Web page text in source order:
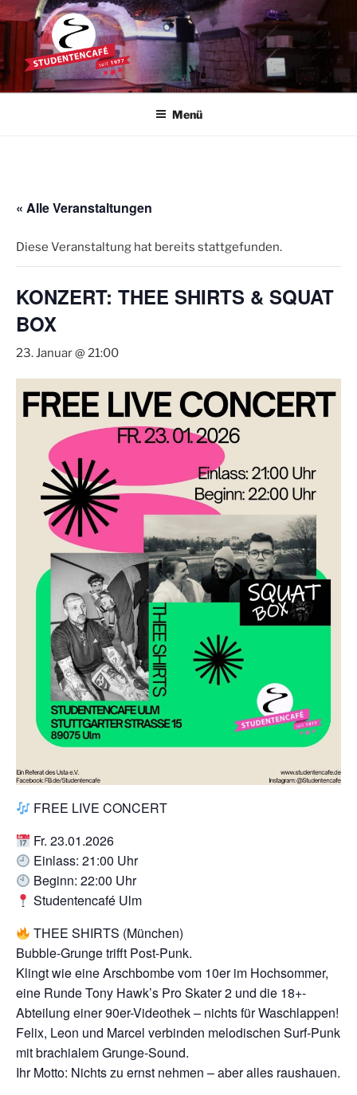
Zum
Inhalt
springen
STUDENTENCAFÉ
Die Kultkneipe in Ulm seit 1977
Menü
« Alle Veranstaltungen
Diese Veranstaltung hat bereits stattgefunden.
KONZERT: THEE SHIRTS & SQUAT
BOX
23. Januar @ 21:00
FREE LIVE CONCERT
Fr. 23.01.2026
Einlass: 21:00 Uhr
Beginn: 22:00 Uhr
Studentencafé Ulm
THEE SHIRTS (München)
Bubble-Grunge trifft Post-Punk.
Klingt wie eine Arschbombe vom 10er im Hochsommer,
eine Runde Tony Hawk’s Pro Skater 2 und die 18+-
Abteilung einer 90er-Videothek – nichts für Waschlappen!
Felix, Leon und Marcel verbinden melodischen Surf-Punk
mit brachialem Grunge-Sound.
Ihr Motto: Nichts zu ernst nehmen – aber alles raushauen.